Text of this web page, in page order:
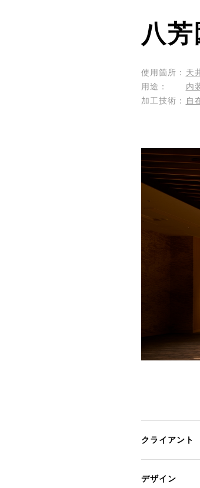
八芳
使用箇所： 天
用途：
内
加工技術：
自
クライアント
デザイン